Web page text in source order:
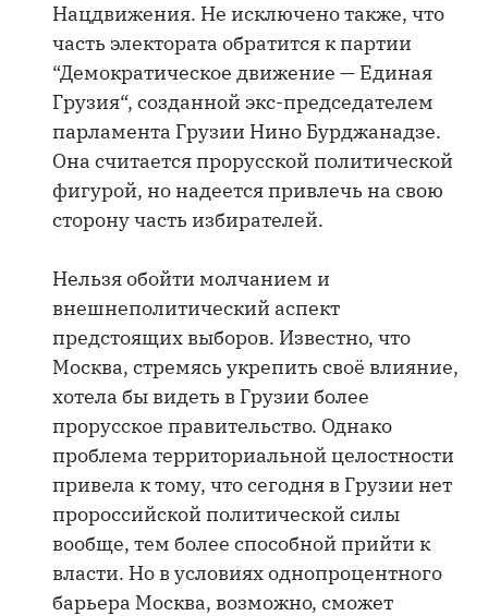
Нацдвижения. Не исключено также, что
часть электората обратится к партии
“Демократическое движение — Единая
Грузия“, созданной экс-председателем
парламента Грузии Нино Бурджанадзе.
Она считается прорусской политической
фигурой, но надеется привлечь на свою
сторону часть избирателей.
Нельзя обойти молчанием и
внешнеполитический аспект
предстоящих выборов. Известно, что
Москва, стремясь укрепить своё влияние,
хотела бы видеть в Грузии более
прорусское правительство. Однако
проблема территориальной целостности
привела к тому, что сегодня в Грузии нет
пророссийской политической силы
вообще, тем более способной прийти к
власти. Но в условиях однопроцентного
барьера Москва, возможно, сможет